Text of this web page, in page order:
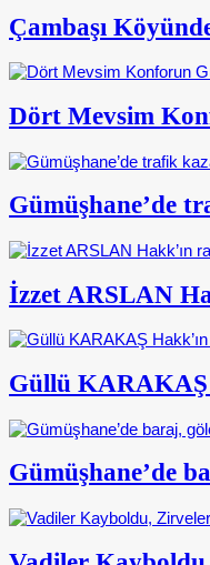
Çambaşı
Dört Mevsim
Gümüşhane’de
İzzet ARSLAN
Güllü KARAKAŞ
Gümüşhane’de